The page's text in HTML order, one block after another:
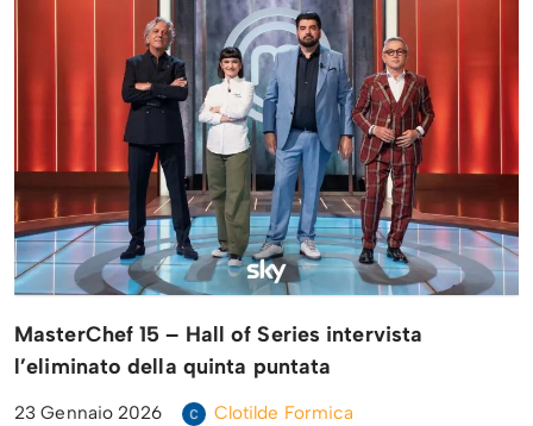
MasterChef 15 – Hall of Series intervista
l’eliminato della quinta puntata
23 Gennaio 2026 Clotilde Formica